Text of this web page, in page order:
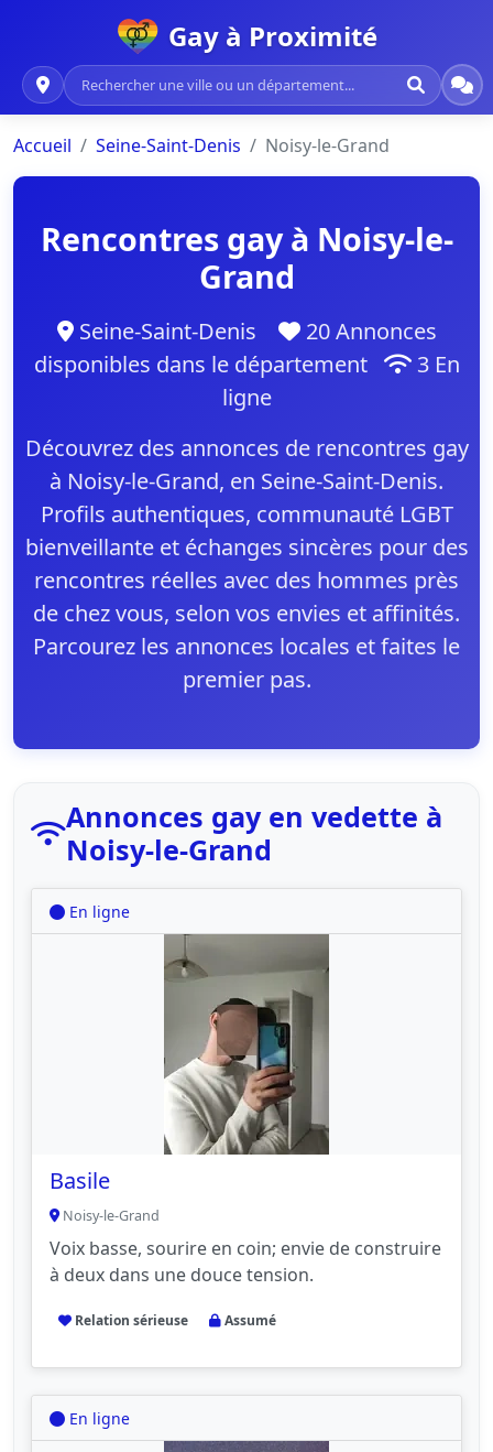
Gay à Proximité
Accueil Seine-Saint-Denis Noisy-le-Grand
Rencontres gay à Noisy-le-
Grand
Seine-Saint-Denis
20 Annonces
disponibles dans le département
3 En
ligne
Découvrez des annonces de rencontres gay
à Noisy-le-Grand, en Seine-Saint-Denis.
Profils authentiques, communauté LGBT
bienveillante et échanges sincères pour des
rencontres réelles avec des hommes près
de chez vous, selon vos envies et affinités.
Parcourez les annonces locales et faites le
premier pas.
Annonces gay en vedette à
Noisy-le-Grand
En ligne
Basile
Noisy-le-Grand
Voix basse, sourire en coin; envie de construire
à deux dans une douce tension.
Relation sérieuse Assumé
En ligne